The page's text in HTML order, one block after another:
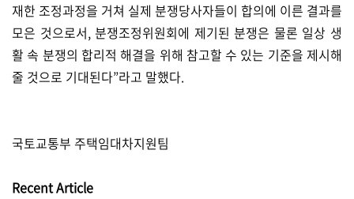
재한 조정과정을 거쳐 실제 분쟁당사자들이 합의에 이른 결과를
모은 것으로서, 분쟁조정위원회에 제기된 분쟁은 물론 일상 생
활 속 분쟁의 합리적 해결을 위해 참고할 수 있는 기준을 제시해
줄 것으로 기대된다”라고 말했다.
국토교통부 주택임대차지원팀
Recent Article